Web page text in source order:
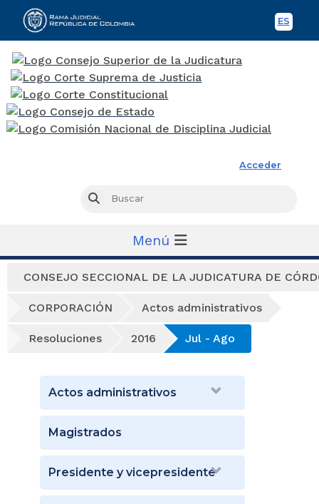
ES
Acceder
Buscar
Menú
CONSEJO SECCIONAL DE LA JUDICATURA DE
CORPORACIÓN Actos administrativos
Resoluciones 2016 Jul - Ago
Actos administrativos
Magistrados
Presidente y vicepresidente